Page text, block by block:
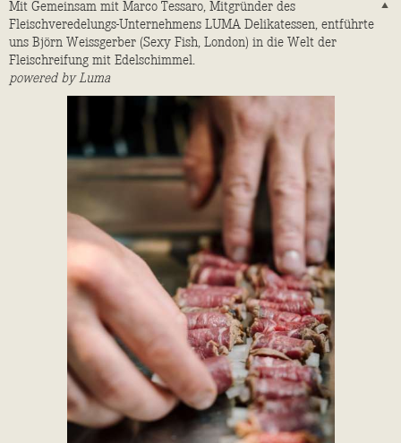
Mit Gemeinsam mit Marco Tessaro, Mitgründer des
Fleischveredelungs-Unternehmens LUMA Delikatessen, entführte
uns Björn Weissgerber (Sexy Fish, London) in die Welt der
Fleischreifung mit Edelschimmel.
powered by Luma